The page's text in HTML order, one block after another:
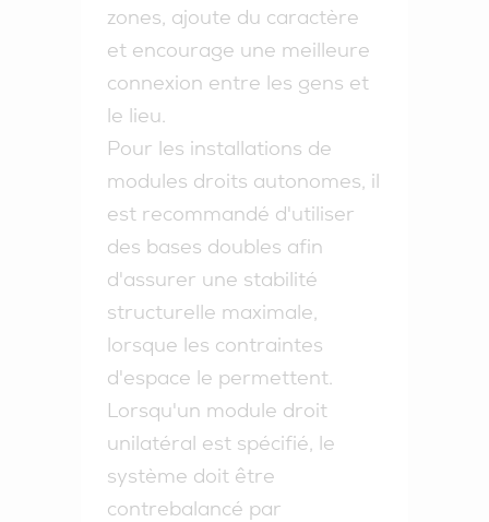
zones, ajoute du caractère
et encourage une meilleure
connexion entre les gens et
le lieu.
Pour les installations de
modules droits autonomes, il
est recommandé d'utiliser
des bases doubles afin
d'assurer une stabilité
structurelle maximale,
lorsque les contraintes
d'espace le permettent.
Lorsqu'un module droit
unilatéral est spécifié, le
système doit être
contrebalancé par